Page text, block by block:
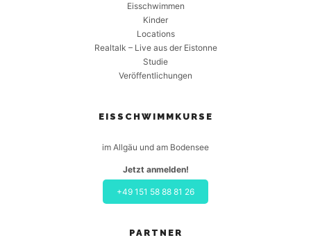
Eisschwimmen
Kinder
Locations
Realtalk – Live aus der Eistonne
Studie
Veröffentlichungen
EISSCHWIMMKURSE
im Allgäu und am Bodensee
Jetzt anmelden!
+49 151 58 88 81 26
PARTNER